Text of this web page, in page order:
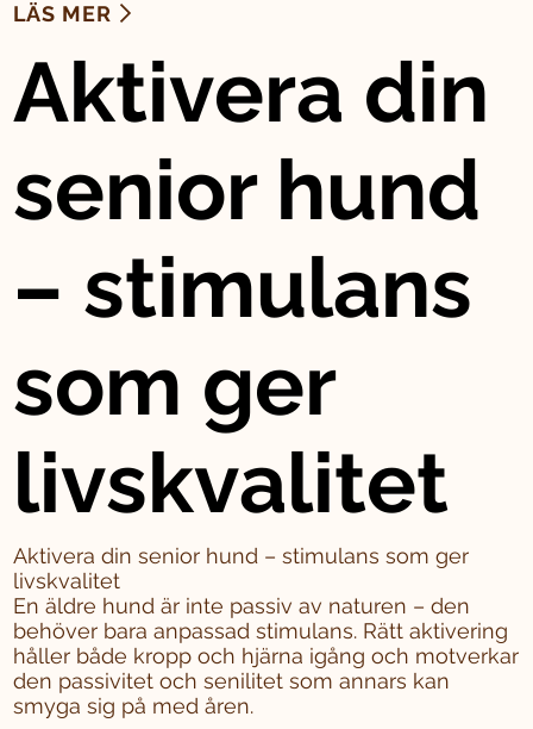
LÄS MER
Aktivera din
senior hund
– stimulans
som ger
livskvalitet
Aktivera din senior hund – stimulans som ger
livskvalitet
En äldre hund är inte passiv av naturen – den
behöver bara anpassad stimulans. Rätt aktivering
håller både kropp och hjärna igång och motverkar
den passivitet och senilitet som annars kan
smyga sig på med åren.